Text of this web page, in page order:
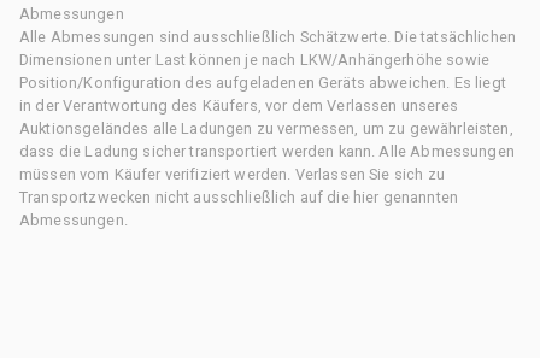
Abmessungen
Alle Abmessungen sind ausschließlich Schätzwerte. Die tatsächlichen
Dimensionen unter Last können je nach LKW/Anhängerhöhe sowie
Position/Konfiguration des aufgeladenen Geräts abweichen. Es liegt
in der Verantwortung des Käufers, vor dem Verlassen unseres
Auktionsgeländes alle Ladungen zu vermessen, um zu gewährleisten,
dass die Ladung sicher transportiert werden kann. Alle Abmessungen
müssen vom Käufer verifiziert werden. Verlassen Sie sich zu
Transportzwecken nicht ausschließlich auf die hier genannten
Abmessungen.